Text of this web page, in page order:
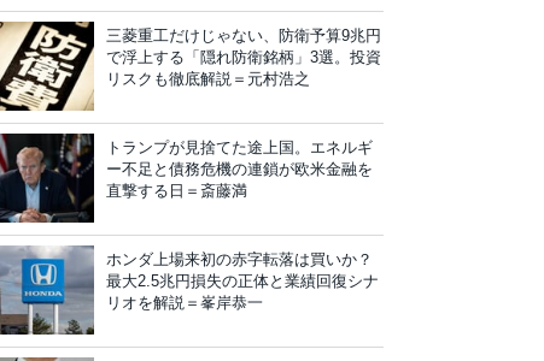
三菱重工だけじゃない、防衛予算9兆円
で浮上する「隠れ防衛銘柄」3選。投資
リスクも徹底解説＝元村浩之
トランプが見捨てた途上国。エネルギ
ー不足と債務危機の連鎖が欧米金融を
直撃する日＝斎藤満
ホンダ上場来初の赤字転落は買いか？
最大2.5兆円損失の正体と業績回復シナ
リオを解説＝峯岸恭一